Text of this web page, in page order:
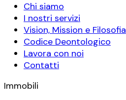
Chi siamo
I nostri servizi
Vision, Mission e Filosofia
Codice Deontologico
Lavora con noi
Contatti
Immobili